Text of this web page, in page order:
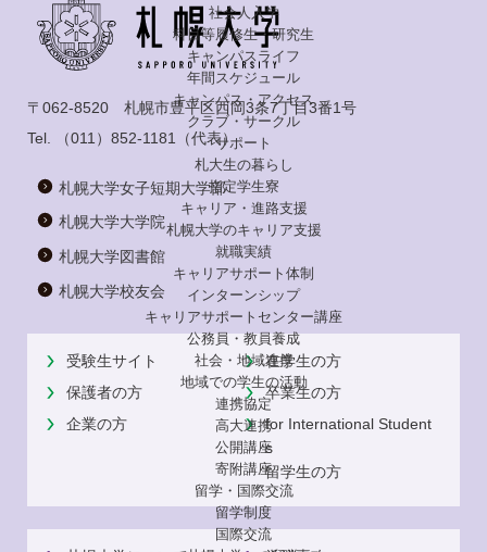
社会人入学
科目等履修生・研究生
キャンパスライフ
年間スケジュール
キャンパス・アクセス
クラブ・サークル
サポート
札大生の暮らし
指定学生寮
キャリア・進路支援
札幌大学のキャリア支援
就職実績
キャリアサポート体制
インターンシップ
キャリアサポートセンター講座
公務員・教員養成
社会・地域連携
地域での学生の活動
連携協定
高大連携
公開講座
寄附講座
留学・国際交流
留学制度
国際交流
〒062-8520 札幌市豊平区西岡3条7丁目3番1号
Tel.
（011）852-1181 （代表）
札幌大学女子短期大学部
札幌大学大学院
札幌大学図書館
札幌大学校友会
受験生サイト
在学生の方
保護者の方
卒業生の方
企業の方
for International Student
s
留学生の方